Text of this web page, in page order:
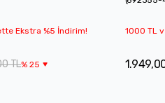
Ekstra %5 İndirim!
TL%25
1000 TL